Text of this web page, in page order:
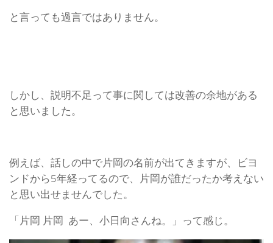
と言っても過言ではありません。
しかし、説明不足って事に関しては改善の余地がある
と思いました。
例えば、話しの中で片岡の名前が出てきますが、ビヨ
ンドから5年経ってるので、片岡が誰だったか考えない
と思い出せませんでした。
「片岡 片岡 あー、小日向さんね。」って感じ。